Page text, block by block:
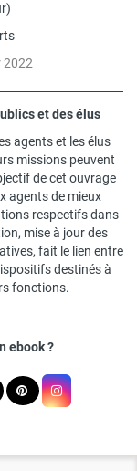
2022
et des élus
agents et les élus
missions peuvent
de cet ouvrage
agents de mieux
respectifs dans
mise à jour des
fait le lien entre
destinés à
fonctions.
ebook ?